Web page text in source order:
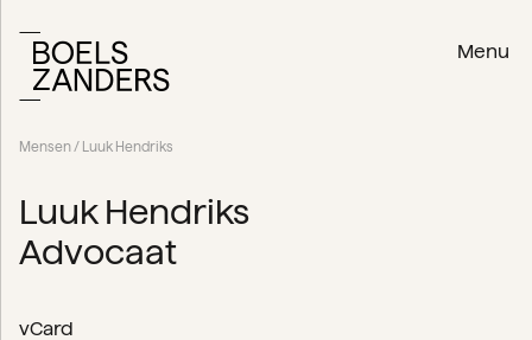
Menu
Mensen / Luuk Hendriks
Luuk Hendriks
Advocaat
vCard